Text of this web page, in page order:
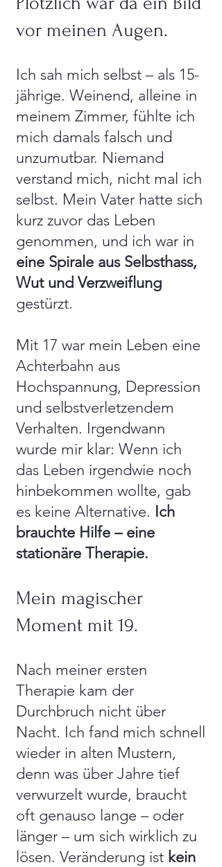
vor meinen Augen.
Ich sah mich selbst – als 15-
jährige. Weinend, alleine in
meinem Zimmer, fühlte ich
mich damals falsch und
unzumutbar. Niemand
verstand mich, nicht mal ich
selbst. Mein Vater hatte sich
kurz zuvor das Leben
genommen, und ich war in
eine Spirale aus Selbsthass,
Wut und Verzweiflung
gestürzt.
Mit 17 war mein Leben eine
Achterbahn aus
Hochspannung, Depression
und selbstverletzendem
Verhalten. Irgendwann
wurde mir klar: Wenn ich
das Leben irgendwie noch
hinbekommen wollte, gab
es keine Alternative. Ich
brauchte Hilfe – eine
stationäre Therapie.
Mein magischer
Moment mit 19.
Nach meiner ersten
Therapie kam der
Durchbruch nicht über
Nacht. Ich fand mich schnell
wieder in alten Mustern,
denn was über Jahre tief
verwurzelt wurde, braucht
oft genauso lange – oder
länger – um sich wirklich zu
lösen. Veränderung ist kein